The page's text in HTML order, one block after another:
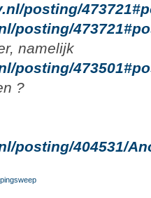
posting/
posting/
namelijk
posting/
?
posting/404531/